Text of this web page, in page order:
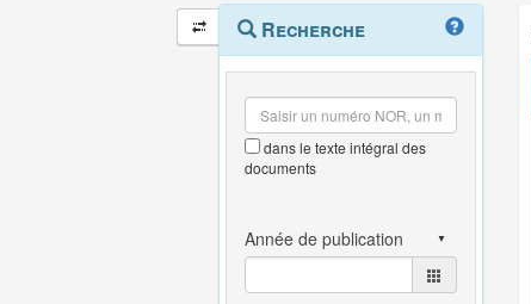
Navigation
et
outils
annexes
Menu
contextuel
Recherche
dans le texte intégral des
documents